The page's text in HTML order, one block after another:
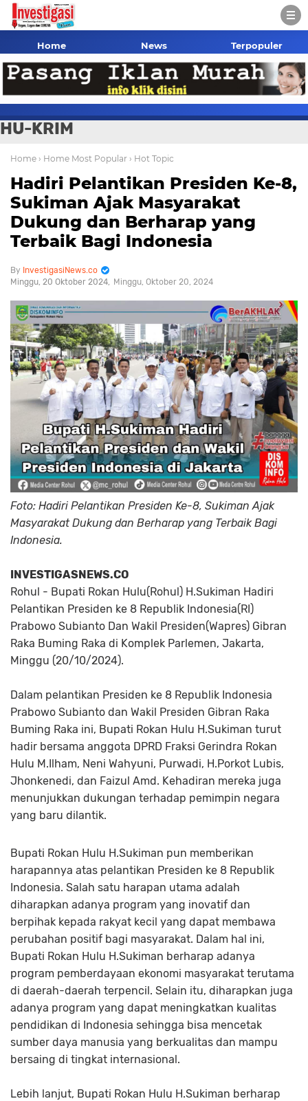
Home News Terpopuler
HU-KRIM
Home › Home Most Popular › Hot Topic
Hadiri Pelantikan Presiden Ke-8,
Sukiman Ajak Masyarakat
Dukung dan Berharap yang
Terbaik Bagi Indonesia
InvestigasiNews.co
Minggu, 20 Oktober 2024
Minggu, Oktober 20, 2024
Foto: Hadiri Pelantikan Presiden Ke-8, Sukiman Ajak
Masyarakat Dukung dan Berharap yang Terbaik Bagi
Indonesia.
INVESTIGASNEWS.CO
Rohul - Bupati Rokan Hulu(Rohul) H.Sukiman Hadiri
Pelantikan Presiden ke 8 Republik Indonesia(RI)
Prabowo Subianto Dan Wakil Presiden(Wapres) Gibran
Raka Buming Raka di Komplek Parlemen, Jakarta,
Minggu (20/10/2024).
Dalam pelantikan Presiden ke 8 Republik Indonesia
Prabowo Subianto dan Wakil Presiden Gibran Raka
Buming Raka ini, Bupati Rokan Hulu H.Sukiman turut
hadir bersama anggota DPRD Fraksi Gerindra Rokan
Hulu M.Ilham, Neni Wahyuni, Purwadi, H.Porkot Lubis,
Jhonkenedi, dan Faizul Amd. Kehadiran mereka juga
menunjukkan dukungan terhadap pemimpin negara
yang baru dilantik.
Bupati Rokan Hulu H.Sukiman pun memberikan
harapannya atas pelantikan Presiden ke 8 Republik
Indonesia. Salah satu harapan utama adalah
diharapkan adanya program yang inovatif dan
berpihak kepada rakyat kecil yang dapat membawa
perubahan positif bagi masyarakat. Dalam hal ini,
Bupati Rokan Hulu H.Sukiman berharap adanya
program pemberdayaan ekonomi masyarakat terutama
di daerah-daerah terpencil. Selain itu, diharapkan juga
adanya program yang dapat meningkatkan kualitas
pendidikan di Indonesia sehingga bisa mencetak
sumber daya manusia yang berkualitas dan mampu
bersaing di tingkat internasional.
Lebih lanjut, Bupati Rokan Hulu H.Sukiman berharap